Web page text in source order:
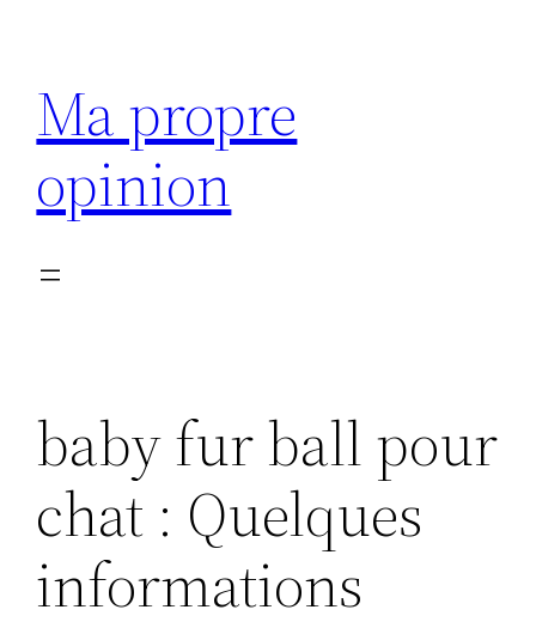
contenu
Ma propre
opinion
baby fur ball pour
chat : Quelques
informations